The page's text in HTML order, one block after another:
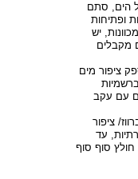
הים, סתם
ופתיחות
יש
מקבלים
ציפור מים
עם עקב
ציפור
עד
סוף סוף